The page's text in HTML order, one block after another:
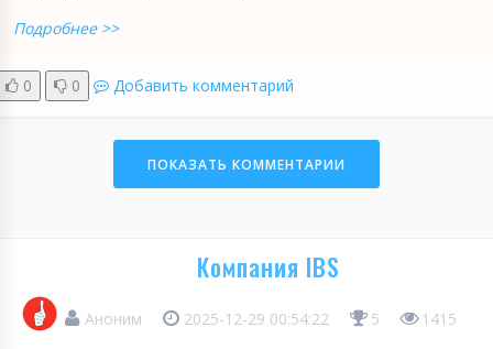
Подробнее >>
0 0 Добавить комментарий
ПОКАЗАТЬ КОММЕНТАРИИ
Компания IBS
Аноним 2025-12-29 00:54:22 5 1415